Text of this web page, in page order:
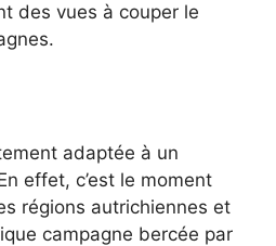
des vues à couper le
adaptée à un
effet, c’est le moment
régions autrichiennes et
campagne bercée par